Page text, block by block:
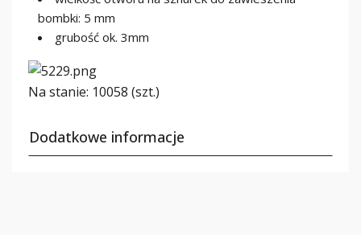
bombki: 5 mm
grubość ok. 3mm
Na stanie: 10058 (szt.)
Dodatkowe informacje